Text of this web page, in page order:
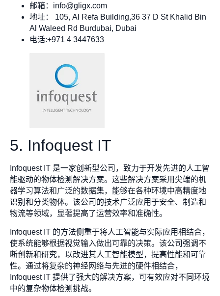
邮箱： info@gligx.com
地址： 105, Al Refa Building,36 37 D St Khalid Bin
Al Waleed Rd Burdubai, Dubai
电话:+971 4 3447633
5. Infoquest IT
Infoquest IT 是一家创新型公司，致力于开发先进的人工智
能驱动的物体检测解决方案。这些解决方案采用尖端的机
器学习算法和广泛的数据集，能够在各种环境中高精度地
识别和分类物体。该公司的技术广泛应用于安全、制造和
物流等领域，显著提高了运营效率和准确性。
Infoquest IT 的方法侧重于将人工智能与实际应用相结合，
使系统能够根据视觉输入做出可靠的决策。该公司强调不
断创新和研究，以改进其人工智能模型，提高性能和可靠
性。通过将复杂的神经网络与先进的硬件相结合，
Infoquest IT 提供了强大的解决方案，可有效应对不同环境
中的复杂物体检测挑战。